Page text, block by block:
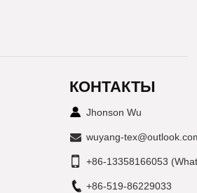
КОНТАКТЫ
Jhonson Wu
wuyang-
+86-13358166053
+86-519-86229033